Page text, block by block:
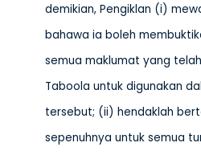
demikian, Pengiklan (i)
bahawa ia boleh
semua maklumat yang
Taboola untuk digunakan
tersebut; (ii) hendaklah
sepenuhnya untuk semua